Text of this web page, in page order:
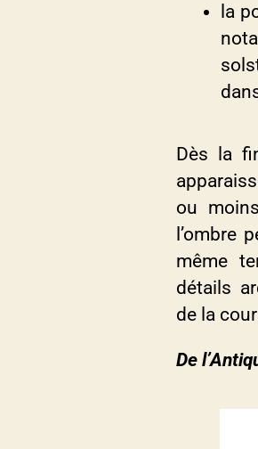
la
Dès la
ou
l’ombre
même
détails
de la
De